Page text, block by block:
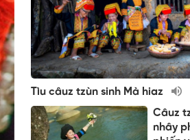
Tìu câuz tzùn sinh Mà hiaz
Câuz
nhây